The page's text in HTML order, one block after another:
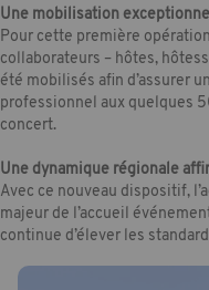
Une mobilisation
Pour cette première
collaborateurs – hôtes,
été mobilisés afin d’assurer
professionnel aux quelques
concert.
Une dynamique régionale
Avec ce nouveau dispositif,
majeur de l’accueil
continue d’élever les